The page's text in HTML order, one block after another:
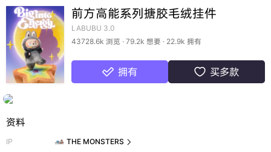
前方高能系列搪胶毛绒挂件
LABUBU 3.0
43728.6k 浏览 · 79.2k 想要 · 22.9k 拥有
 拥有  买多款
资料
IP THE MONSTERS 